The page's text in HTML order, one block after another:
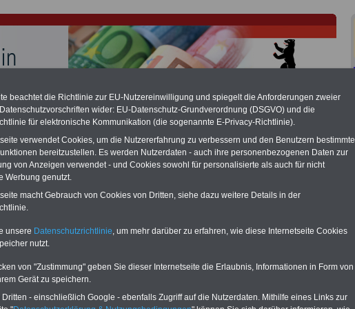
für Beamte und Ruhestandsbeamte (zu geringe Alimentation)
hat die Berliner Landesbesoldung für verfassungs-widrig
& Ruhestandsbeamte) gibt es teilweise hohe Nachzahlungen (Medienberichten
füralle (!) Beamtezwischenmind. 3.000 und 13.000 Euro, Der INFO-
hierzu eine Broschüre heraus, die unmittelbar nach dem Beschluss des
der Bundesregierung vorgelegt wird (wahrscheinlich im Quartal.2026
für Beamte, Beamtenanwärter und Ruhestandsbeamte
mit 3 Ratgebern für nur
für Beamtinnen
versorgungsrecht
sowie Beihilferecht in Bund und
PDF-SERVICE: 10 Bücher bzw. eBooks zu
Dienst
Zum Komplettpreis von 15 Euro im Jahr
können Sie zehn Bücher als eBook
beachtet die Richtlinie zur EU-Nutzereinwilligung und spiegelt die Anforderungen zweier
wider: EU-Datenschutz-Grundverordnung (DSGVO) und die
für elektronische Kommunikation (die sogenannte E-Privacy-Richtlinie).
verwendet Cookies, um die Nutzererfahrung zu verbessern und den Benutzern bestimmte
bereitzustellen. Es werden Nutzerdaten - auch ihre personenbezogenen Daten zur
von Anzeigen verwendet - und Cookies sowohl für personalisierte als auch für nicht
Werbung genutzt.
macht Gebrauch von Cookies von Dritten, siehe dazu weitere Details in der
unsere Datenschutzrichtlinie, um mehr darüber zu erfahren, wie diese Internetseite Cookies
nutzt.
von "Zustimmung" geben Sie dieser Internetseite die Erlaubnis, Informationen in Form von
Gerät zu speichern.
- einschließlich Google - ebenfalls Zugriff auf die Nutzerdaten. Mithilfe eines Links zur